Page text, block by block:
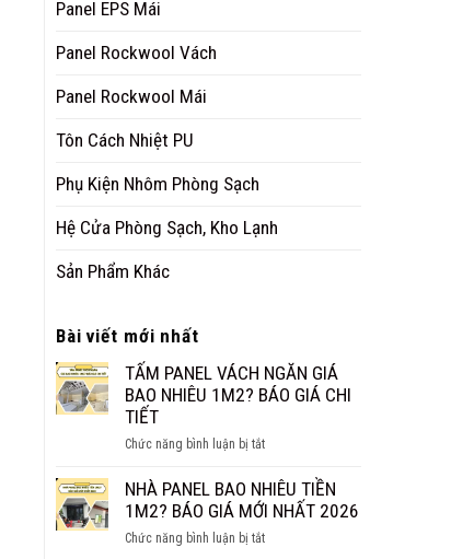
Panel EPS Mái
Panel Rockwool Vách
Panel Rockwool Mái
Tôn Cách Nhiệt PU
Phụ Kiện Nhôm Phòng Sạch
Hệ Cửa Phòng Sạch, Kho Lạnh
Sản Phẩm Khác
Bài viết mới nhất
TẤM PANEL VÁCH NGĂN GIÁ
BAO NHIÊU 1M2? BÁO GIÁ CHI
TIẾT
Chức năng bình luận bị tắtở
PANEL
VÁCH
GIÁ
NHÀ PANEL BAO NHIÊU TIỀN
1M2? BÁO GIÁ MỚI NHẤT 2026
Chức năng bình luận bị tắtở